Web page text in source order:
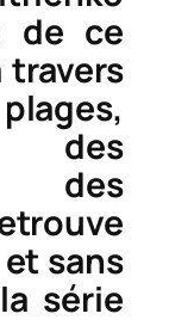
de ce
travers
des
des
sans
série